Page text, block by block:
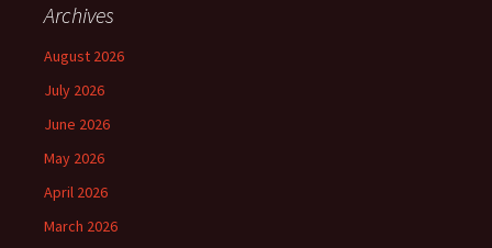
Archives
August 2026
July 2026
June 2026
May 2026
April 2026
March 2026